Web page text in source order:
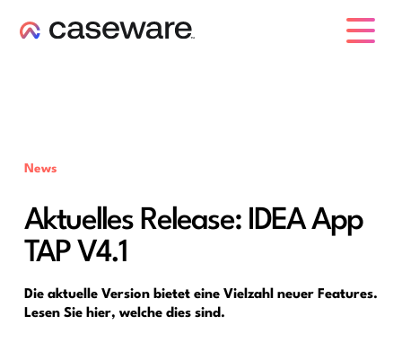
News
Aktuelles Release: IDEA App
TAP V4.1
Die aktuelle Version bietet eine Vielzahl neuer Features.
Lesen Sie hier, welche dies sind.